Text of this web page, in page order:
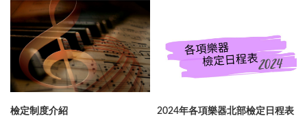
檢定制度介紹 2024年各項樂器北部檢定日程表